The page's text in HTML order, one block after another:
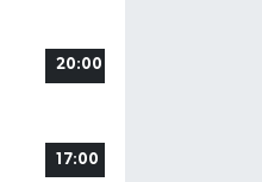
20:00
17:00